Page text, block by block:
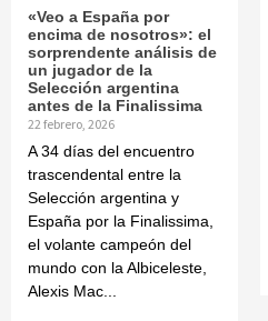
«Veo a España por
encima de nosotros»: el
sorprendente análisis de
un jugador de la
Selección argentina
antes de la Finalissima
22 febrero, 2026
A 34 días del encuentro
trascendental entre la
Selección argentina y
España por la Finalissima,
el volante campeón del
mundo con la Albiceleste,
Alexis Mac...